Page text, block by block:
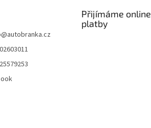
@autobranka.cz
Přijímáme online
platby